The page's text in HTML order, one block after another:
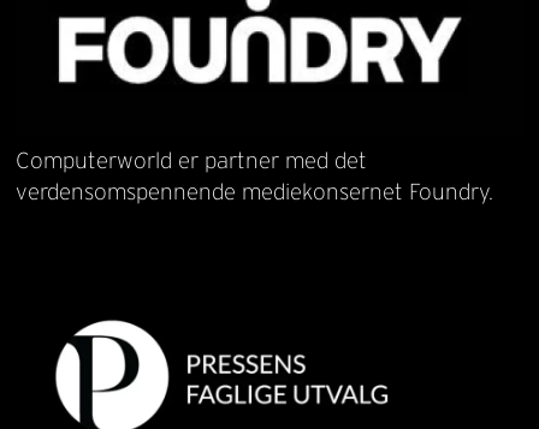
Computerworld er partner med det
verdensomspennende mediekonsernet Foundry.